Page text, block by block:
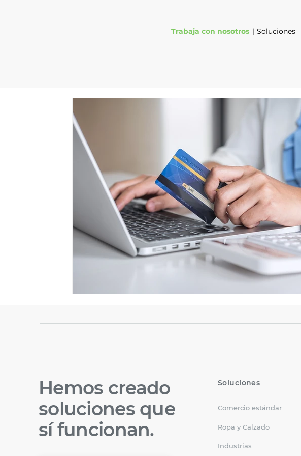
Trabaja con nosotros | Soluciones
Hemos creado
soluciones que
sí funcionan.
Soluciones
Comercio estándar
Ropa y Calzado
Industrias